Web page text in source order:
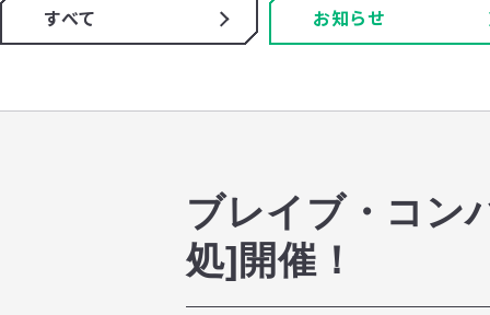
すべて お知らせ
ブレイブ・コン
処]開催！